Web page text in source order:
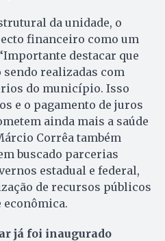
da unidade, o
financeiro como um
destacar que
sendo realizadas com
do município. Isso
e o pagamento de juros
ainda mais a saúde
Corrêa também
buscado parcerias
estadual e federal,
de recursos públicos
econômica.
já foi inaugurado